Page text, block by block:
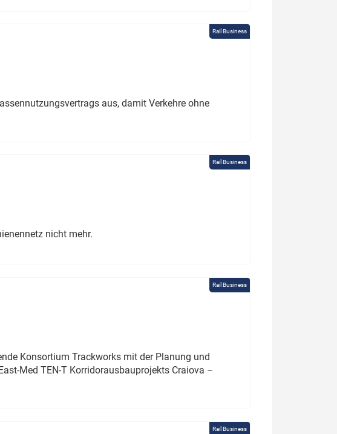
Rail Business
aus, damit Verkehre ohne
Rail Business
nicht mehr.
Rail Business
Konsortium Trackworks mit der Planung und
Med TEN-T Korridorausbauprojekts Craiova –
Rail Business